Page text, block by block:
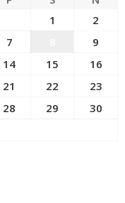
1
2
7
9
14 15
16
21 22
23
28 29
30